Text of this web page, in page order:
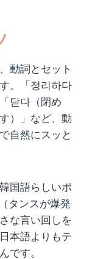
動詞とセット
。「정리하다
닫다（閉め
）」など、動
自然にスッと
国語らしいポ
タンスが爆発
な言い回しを
本語よりもテ
です。